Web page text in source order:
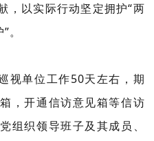
，以实际行动坚定拥护“两
。
视单位工作50天左右，期
，开通信访意见箱等信访
组织领导班子及其成员、